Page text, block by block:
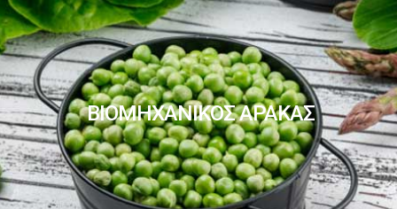
ΒΙΟΜΗΧΑΝΙΚΟΣ ΑΡΑΚΑΣ